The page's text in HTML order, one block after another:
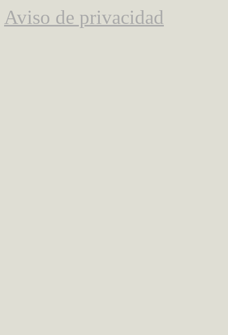
Aviso de privacidad